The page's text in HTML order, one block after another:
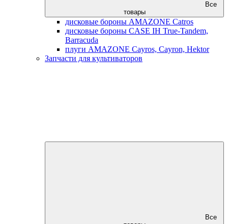
Все
товары
дисковые бороны AMAZONE Catros
дисковые бороны CASE IH True-Tandem,
Barracuda
плуги AMAZONE Cayros, Cayron, Hektor
Запчасти для культиваторов
Все